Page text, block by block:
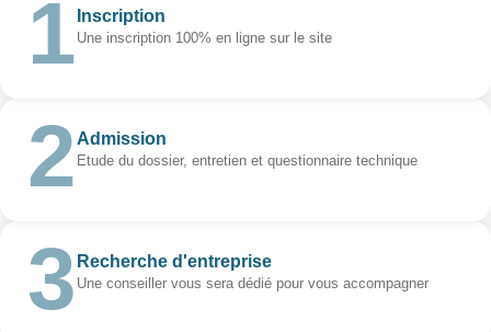
Inscription
Une inscription 100% en ligne sur le site
Admission
Etude du dossier, entretien et questionnaire technique
Recherche d'entreprise
Une conseiller vous sera dédié pour vous accompagner